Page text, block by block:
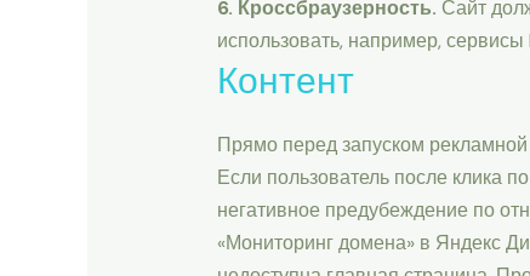
6. Кроссбраузерность. Сайт
использовать, например,
Контент
Прямо перед запуском
Если пользователь после клика
негативное предубеждение по
«Мониторинг домена» в Яндекс